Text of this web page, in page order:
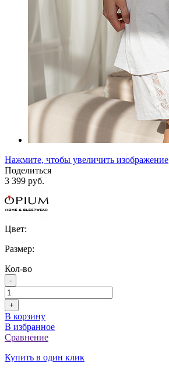
Нажмите, чтобы увеличить изображение
Поделиться
3 399 руб.
Цвет:
Размер:
Кол-во
-
+
В корзину
В избранное
Сравнение
Купить в один клик